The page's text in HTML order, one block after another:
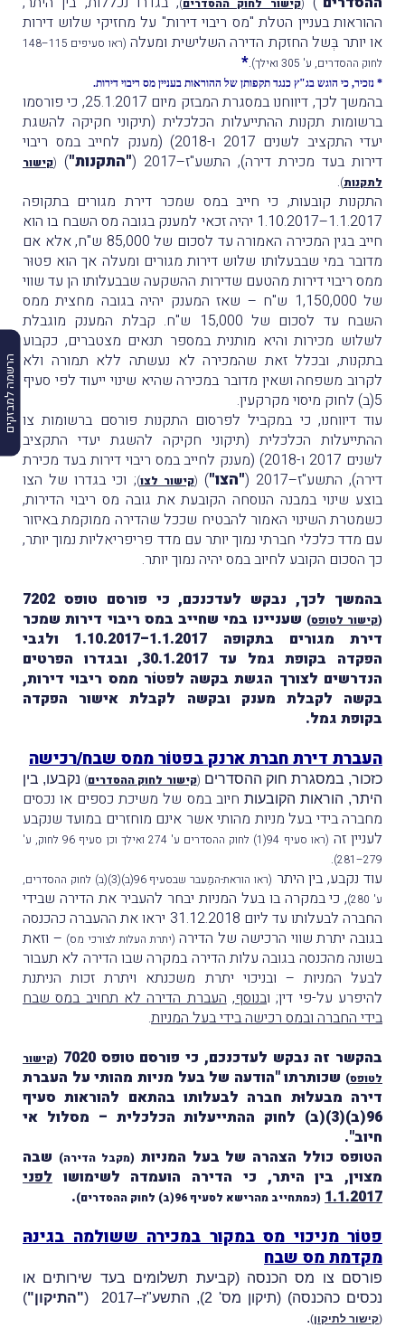
הרשמה למבזקים
(קישור לחוק ההסדרים)
ההוראות בעניין הטלת "מס ריבוי דירות" על מחזיקי שלוש דירות
או יותר בְּשל החזקת הדירה השלישית ומעלה
(ראו סעיפים 115–148
לחוק ההסדרים, ע' 305 ואילך)
.
*
* נזכיר, כי הוגש בג"ץ כנגד תקפותן של ההוראות בעניין מס ריבוי דירות.
בהמשך לכך, דיווחנו במסגרת המבזק מיום 25.1.2017, כי פורסמו
ברשומות תקנות ההתייעלות הכלכלית (תיקוני חקיקה להשגת
יעדי התקציב לשנים 2017 ו-2018) (מענק לחייב במס ריבוי
דירות בעד מכירת דירה), התשע"ז–2017 (
"התקנות")
(קישור
לתקנות)
.
התקנות קובעות, כי חייב במס שמכר דירת מגורים בתקופה
1.1.2017–1.10.2017 יהיה זכאי למענק בגובה מס השבח בו הוא
חייב בגין המכירה האמורה עד לסכום של 85,000 ש"ח, אלא אם
מדובר במי שבבעלותו שלוש דירות מגורים ומעלה אך הוא פטוּר
ממס ריבוי דירות מהטעם שדירות ההשקעה שבבעלותו הן עד שווי
של 1,150,000 ש"ח – שאז המענק יהיה בגובה מחצית ממס
השבח עד לסכום של 15,000 ש"ח. קבלת המענק מוגבלת
לשלוש מכירות והיא מותנית במספר תנאים מצטברים, כקבוע
בתקנות, ובכלל זאת שהמכירה לא נעשתה ללא תמורה ולא
לקרוב משפחה ושאין מדובר במכירה שהיא שינוי ייעוד לפי סעיף
5(ב) לחוק מיסוי מקרקעין.
עוד דיווחנו, כי במקביל לפרסום התקנות פורסם ברשומות צו
ההתייעלות הכלכלית (תיקוני חקיקה להשגת יעדי התקציב
לשנים 2017 ו-2018) (מענק לחייב במס ריבוי דירות בעד מכירת
דירה), התשע"ז–2017 (
"הצו")
(קישור לצו); וכי בגדרו של הצו
בוצע שינוי במבנה הנוסחה הקובעת את גובה מס ריבוי הדירות,
כשמטרת השינוי האמור להבטיח שככל שהדירה ממוקמת באיזור
עם מדד כלכלי חברתי נמוך יותר עם מדד פריפריאליות נמוך יותר,
כך הסכום הקובע לחיוב במס יהיה נמוך יותר.
בהמשך לכך, נבקש לעדכנכם, כי פורסם טופס 7202
(קישור לטופס) שעניינו במי שחייב במס ריבוי דירות שמכר
דירת מגורים בתקופה 1.1.2017–1.10.2017 ולגבי
הפקדה בקופת גמל עד 30.1.2017, ובגדרו הפרטים
הנדרשים לצורך הגשת בקשה לפטוֹר ממס ריבוי דירות,
בקשה לקבלת מענק ובקשה לקבלת אישור הפקדה
בקופת גמל.
העברת דירת חברת ארנק בפטוֹר ממס שבח/רכישה
כזכור, במסגרת חוק ההסדרים (קישור לחוק ההסדרים) נקבעו, בין
היתר, הוראות הקובעות חיוב במס של משיכת כספים או נכסים
מחברה בידי בעל מניות מהותי אשר אינם מוחזרים במועד שנקבע
לעניין זה
(ראו סעיף 94(1) לחוק ההסדרים ע' 274 ואילך וכן סעיף 96 לחוק, ע'
279–281)
.
עוד נקבע, בין היתר
(ראו הוראת-המַעבר שבסעיף 96(ב)(3)(ב) לחוק ההסדרים,
ע' 280)
, כי במקרה בו בעל המניות יבחר להעביר את הדירה שבידי
החברה לבעלותו עד ליום 31.12.2018 יראו את ההעברה כהכנסה
בגובה יתרת שווי הרכישה של הדירה (יתרת העלות לצורכי מס) – וזאת
בשונה מהכנסה בגובה עלות הדירה במקרה שבו הדירה לא תעבור
לבעל המניות – ובניכוי יתרת משכנתא ויתרת זכות הניתנת
להיפרע על-פי דין; ובנוסף,העברת הדירה לא תחויב במס שבח
בידי החברה ובמס רכישה בידי בעל המניות.
בהקשר זה נבקש לעדכנכם, כי פורסם טופס 7020
(קישור
לטופס) שכותרתו "הודעה של בעל מניות מהותי על העברת
דירה מבעלוּת חברה לבעלותו בהתאם להוראות סעיף
96(ב)(3)(ב) לחוק ההתייעלות הכלכלית – מסלול אי
חיוב".
הטופס כולל הצהרה של בעל המניות (מקבל הדירה) שבה
מצוין, בין היתר, כי הדירה הועמדה לשימושו לפני
1.1.2017 (כמתחייב מהרישא לסעיף 96(ב) לחוק ההסדרים) .
פטוֹר מניכוי מס במקור במכירה ששולמה בגינהּ
מקדמת מס שבח
פורסם צו מס הכנסה (קביעת תשלומים בעד שירותים או
נכסים כהכנסה) (תיקון מס' 2), התשע"ז–2017 (
"התיקון")
(קישור לתיקון)
.